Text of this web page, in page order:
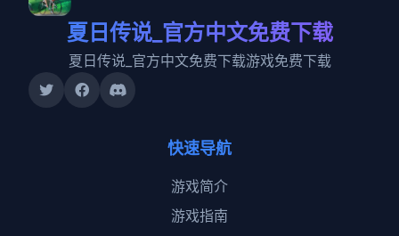
夏日传说_官方中文免费下载
夏日传说_官方中文免费下载游戏免费下载
快速导航
游戏简介
游戏指南